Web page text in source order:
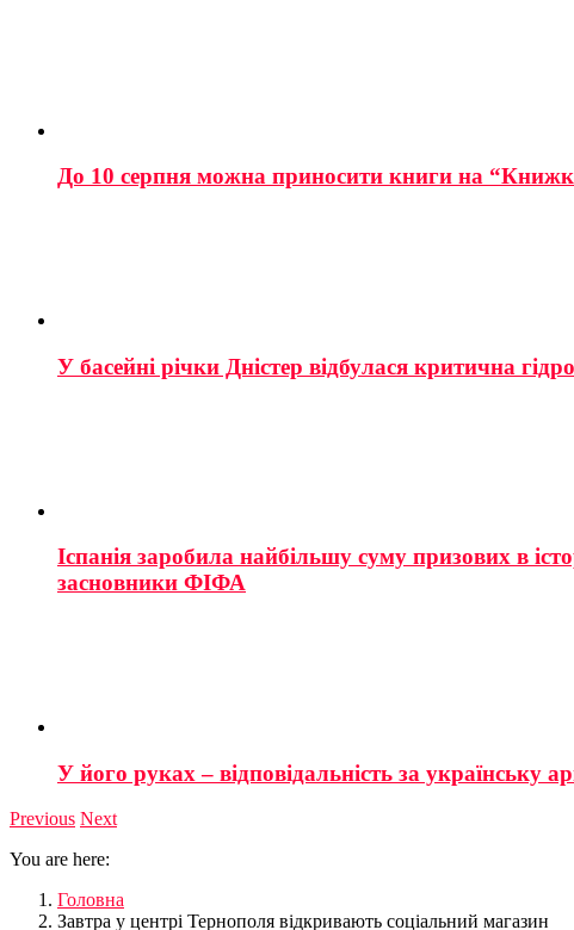
До 10 серпня можна приносити книги на
У басейні річки Дністер відбулася критична
Іспанія заробила найбільшу суму призових в
засновники ФІФА
У його руках – відповідальність за українську
Previous Next
You are here:
Головна
Завтра у центрі Тернополя відкривають соціальний магазин